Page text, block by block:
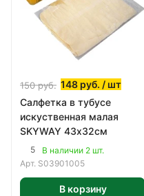
150руб. 148 руб. / шт
Салфетка в тубусе
искуственная малая
SKYWAY 43х32см
5
В наличии 2 шт.
Арт. S03901005
В корзину